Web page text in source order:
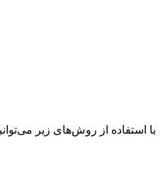
با استفاده از روش‌های زیر